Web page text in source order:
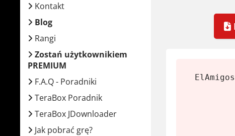
Graj!
Minimalne
Karta
Kontakt
Blog
Rangi
Zostań użytkownikiem
PREMIUM
F.A.Q - Poradniki
TeraBox Poradnik
TeraBox JDownloader
Jak pobrać grę?